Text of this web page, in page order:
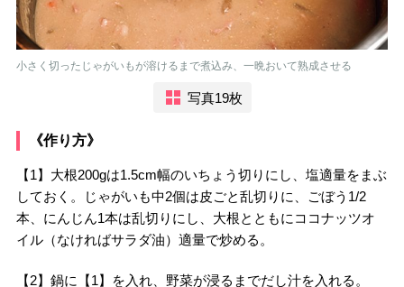
小さく切ったじゃがいもが溶けるまで煮込み、一晩おいて熟成させる
写真19枚
《作り方》
【1】大根200gは1.5cm幅のいちょう切りにし、塩適量をまぶ
しておく。じゃがいも中2個は皮ごと乱切りに、ごぼう1/2
本、にんじん1本は乱切りにし、大根とともにココナッツオ
イル（なければサラダ油）適量で炒める。
【2】鍋に【1】を入れ、野菜が浸るまでだし汁を入れる。